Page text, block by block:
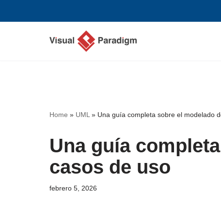
Home » UML » Una guía completa sobre el modelado
Una guía
casos de uso
febrero 5, 2026